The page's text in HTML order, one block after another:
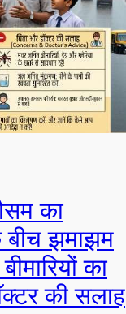
का
बीच झमाझम
का
की सलाह